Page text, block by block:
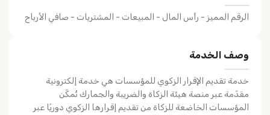
الرقم المميز - رأس المال - المبيعات - المشتريات - صافي الأرباح
وصف الخدمة
خدمة تقديم الإقرار الزكوي للمؤسسات هي خدمة إلكترونية
مقدّمة عبر منصة هيئة الزكاة والضريبة والجمارك تُمكّن
المؤسسات الخاضعة للزكاة من تقديم إقرارها الزكوي دوريًا عبر